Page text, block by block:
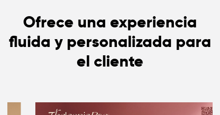
Ofrece una experiencia
fluida y personalizada para
el cliente